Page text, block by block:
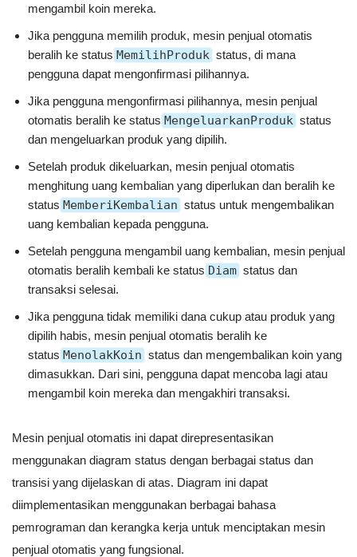
mengambil koin mereka.
Jika pengguna memilih produk, mesin penjual otomatis
beralih ke status MemilihProduk status, di mana
pengguna dapat mengonfirmasi pilihannya.
Jika pengguna mengonfirmasi pilihannya, mesin penjual
otomatis beralih ke status MengeluarkanProduk status
dan mengeluarkan produk yang dipilih.
Setelah produk dikeluarkan, mesin penjual otomatis
menghitung uang kembalian yang diperlukan dan beralih ke
status MemberiKembalian status untuk mengembalikan
uang kembalian kepada pengguna.
Setelah pengguna mengambil uang kembalian, mesin penjual
otomatis beralih kembali ke status Diam status dan
transaksi selesai.
Jika pengguna tidak memiliki dana cukup atau produk yang
dipilih habis, mesin penjual otomatis beralih ke
status MenolakKoin status dan mengembalikan koin yang
dimasukkan. Dari sini, pengguna dapat mencoba lagi atau
mengambil koin mereka dan mengakhiri transaksi.
Mesin penjual otomatis ini dapat direpresentasikan
menggunakan diagram status dengan berbagai status dan
transisi yang dijelaskan di atas. Diagram ini dapat
diimplementasikan menggunakan berbagai bahasa
pemrograman dan kerangka kerja untuk menciptakan mesin
penjual otomatis yang fungsional.